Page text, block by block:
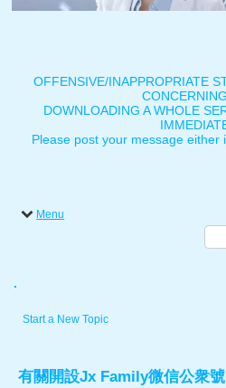
OFFENSIVE/INAPPROPRIATE
DOWNLOADING A WHOLE
Please post your message either
Menu
.
Start a New Topic
有關開設Jx Family微信公衆